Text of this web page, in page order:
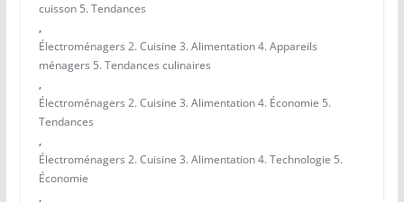
cuisson 5. Tendances
,
Électroménagers 2. Cuisine 3. Alimentation 4. Appareils
ménagers 5. Tendances culinaires
,
Électroménagers 2. Cuisine 3. Alimentation 4. Économie 5.
Tendances
,
Électroménagers 2. Cuisine 3. Alimentation 4. Technologie 5.
Économie
,